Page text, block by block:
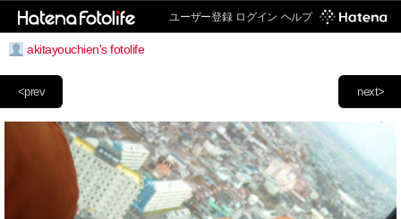
ユーザー登録 ログイン ヘルプ
akitayouchien's fotolife
next>
<prev